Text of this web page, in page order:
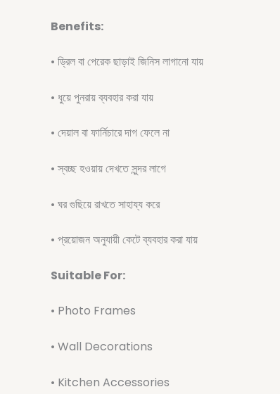
Benefits:
• ড্রিল বা পেরেক ছাড়াই জিনিস লাগানো যায়
• ধুয়ে পুনরায় ব্যবহার করা যায়
• দেয়াল বা ফার্নিচারে দাগ ফেলে না
• স্বচ্ছ হওয়ায় দেখতে সুন্দর লাগে
• ঘর গুছিয়ে রাখতে সাহায্য করে
• প্রয়োজন অনুযায়ী কেটে ব্যবহার করা যায়
Suitable For:
• Photo Frames
• Wall Decorations
• Kitchen Accessories